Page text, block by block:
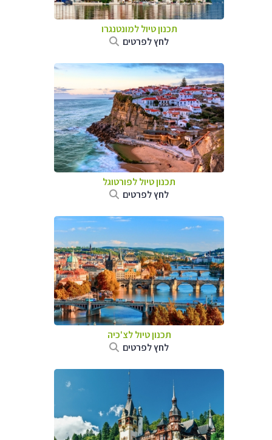
תכנון טיול למונטנגרו
לחץ לפרטים
תכנון טיול לפורטוגל
לחץ לפרטים
תכנון טיול לצ'כיה
לחץ לפרטים